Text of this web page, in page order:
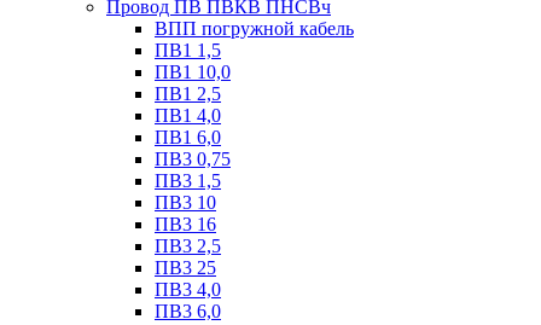
Провод ПВ ПВКВ ПНСВч
ВПП погружной кабель
ПВ1 1,5
ПВ1 10,0
ПВ1 2,5
ПВ1 4,0
ПВ1 6,0
ПВ3 0,75
ПВ3 1,5
ПВ3 10
ПВ3 16
ПВ3 2,5
ПВ3 25
ПВ3 4,0
ПВ3 6,0